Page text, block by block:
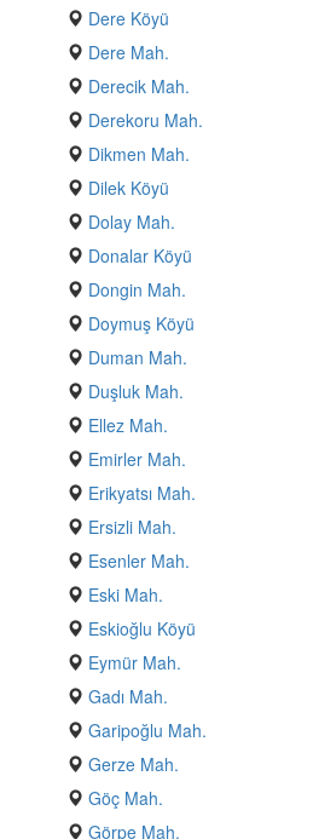
Dere Köyü
Dere Mah.
Derecik Mah.
Derekoru Mah.
Dikmen Mah.
Dilek Köyü
Dolay Mah.
Donalar Köyü
Dongin Mah.
Doymuş Köyü
Duman Mah.
Duşluk Mah.
Ellez Mah.
Emirler Mah.
Erikyatsı Mah.
Ersizli Mah.
Esenler Mah.
Eski Mah.
Eskioğlu Köyü
Eymür Mah.
Gadı Mah.
Garipoğlu Mah.
Gerze Mah.
Göç Mah.
Görpe Mah.